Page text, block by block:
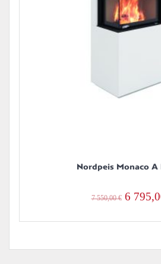
Nordpeis Monaco A
7 550,00€
7
6